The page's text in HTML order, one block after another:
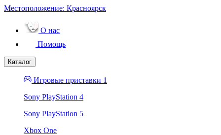
Местоположение: Красноярск
О нас
Помощь
Каталог
Игровые приставки 1
Sony PlayStation 4
Sony PlayStation 5
Xbox One